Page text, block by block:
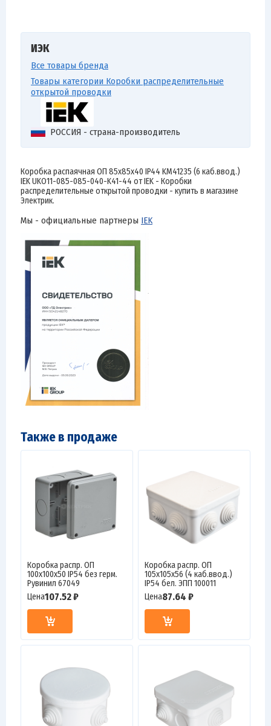
ИЭК
Все товары бренда
Товары категории Коробки распределительные
открытой проводки
РОССИЯ - страна-производитель
Коробка распаячная ОП 85х85х40 IP44 KM41235 (6 каб.ввод.)
IEK UKO11-085-085-040-K41-44 от IEK - Коробки
распределительные открытой проводки - купить в магазине
Электрик.
Мы - официальные партнеры IEK
Также в продаже
Коробка распр. ОП
100х100х50 IP54 без герм.
Рувинил 67049
Цена107.52 ₽
Коробка распр. ОП
105х105х56 (4 каб.ввод.)
IP54 бел. ЭПП 100011
Цена87.64 ₽